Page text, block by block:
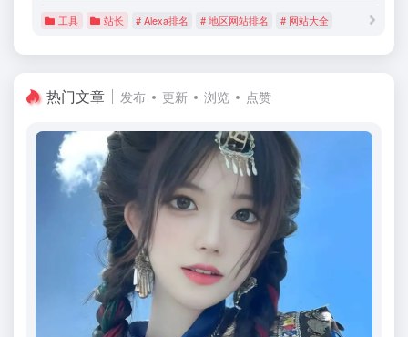
工具 站长 # Alexa排名 # 地区网站排名 # 网站大全
热门文章 发布 更新 浏览 点赞